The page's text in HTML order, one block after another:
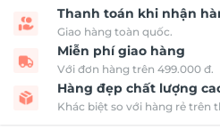
Thanh toán khi nhận
Giao hàng toàn quốc.
Miễn phí giao hàng
Với đơn hàng trên 499.000 đ.
Hàng đẹp chất lượng
Khác biệt so với hàng rẻ trên